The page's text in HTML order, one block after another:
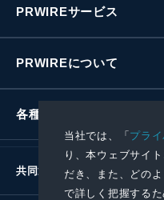
当社では、「プラ
り、本ウェブサイ
だき、また、どの
で詳しく把握する
PRWIREサービス
PRWIREについて
各種お問い合わせ
共同通信社グループ